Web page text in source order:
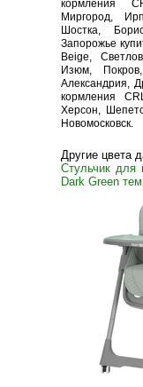
кормления
Миргород,
Шостка,
Запорожье
Beige,
Изюм,
Александрия,
кормления
Херсон,
Новомосковск.
Другие цвета
Стульчик для
Dark Green